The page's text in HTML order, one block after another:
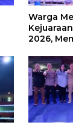
Warga
2026,